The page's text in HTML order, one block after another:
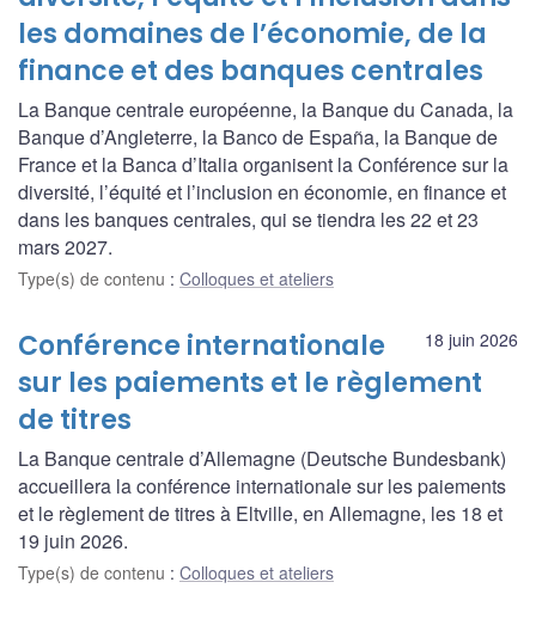
les domaines de l’économie, de la
finance et des banques centrales
La Banque centrale européenne, la Banque du Canada, la
Banque d’Angleterre, la Banco de España, la Banque de
France et la Banca d’Italia organisent la Conférence sur la
diversité, l’équité et l’inclusion en économie, en finance et
dans les banques centrales, qui se tiendra les 22 et 23
mars 2027.
Type(s) de contenu : Colloques et ateliers
18 juin 2026
Conférence internationale
sur les paiements et le règlement
de titres
La Banque centrale d’Allemagne (Deutsche Bundesbank)
accueillera la conférence internationale sur les paiements
et le règlement de titres à Eltville, en Allemagne, les 18 et
19 juin 2026.
Type(s) de contenu : Colloques et ateliers